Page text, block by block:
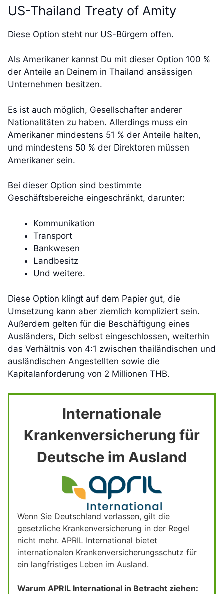
US-Thailand Treaty of Amity
Diese Option steht nur US-Bürgern offen.
Als Amerikaner kannst Du mit dieser Option 100 %
der Anteile an Deinem in Thailand ansässigen
Unternehmen besitzen.
Es ist auch möglich, Gesellschafter anderer
Nationalitäten zu haben. Allerdings muss ein
Amerikaner mindestens 51 % der Anteile halten,
und mindestens 50 % der Direktoren müssen
Amerikaner sein.
Bei dieser Option sind bestimmte
Geschäftsbereiche eingeschränkt, darunter:
Kommunikation
Transport
Bankwesen
Landbesitz
Und weitere.
Diese Option klingt auf dem Papier gut, die
Umsetzung kann aber ziemlich kompliziert sein.
Außerdem gelten für die Beschäftigung eines
Ausländers, Dich selbst eingeschlossen, weiterhin
das Verhältnis von 4:1 zwischen thailändischen und
ausländischen Angestellten sowie die
Kapitalanforderung von 2 Millionen THB.
Internationale
Krankenversicherung für
Deutsche im Ausland
Wenn Sie Deutschland verlassen, gilt die
gesetzliche Krankenversicherung in der Regel
nicht mehr. APRIL International bietet
internationalen Krankenversicherungsschutz für
ein langfristiges Leben im Ausland.
Warum APRIL International in Betracht ziehen: